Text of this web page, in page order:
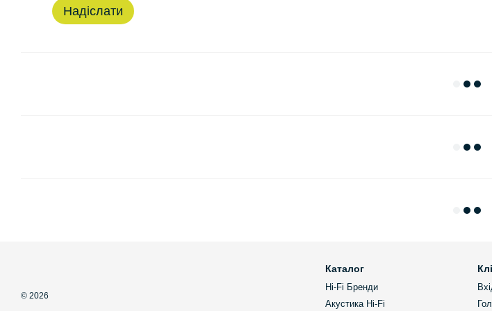
Надіслати
© 2026
Каталог
Hi-Fi Бренди
Акустика Hi-Fi